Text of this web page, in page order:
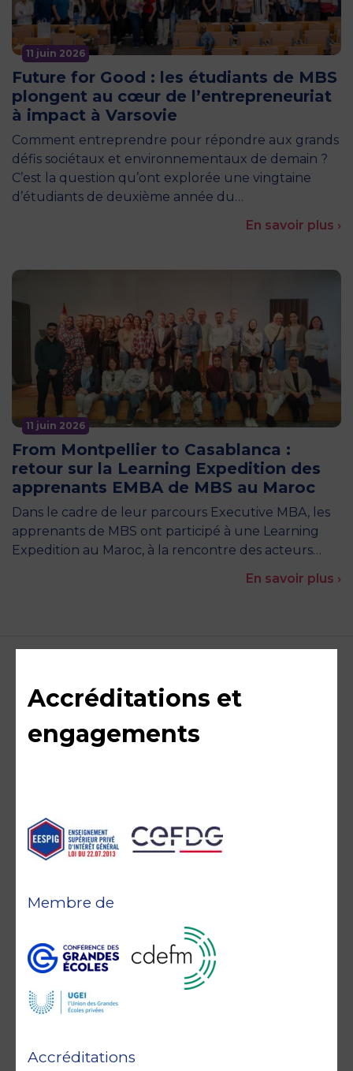
11 juin 2026
Future for Good : les étudiants de MBS
plongent au cœur de l’entrepreneuriat
à impact à Varsovie
Comment entreprendre pour répondre aux grands
défis sociétaux et environnementaux de demain ?
C’est la question qu’ont explorée une vingtaine
d’étudiants de deuxième année du…
En savoir plus ›
11 juin 2026
From Montpellier to Casablanca :
retour sur la Learning Expedition des
apprenants EMBA de MBS au Maroc
Dans le cadre de leur parcours Executive MBA, les
apprenants de MBS ont participé à une Learning
Expedition au Maroc, à la rencontre des acteurs…
En savoir plus ›
Accréditations et
engagements
Accréditations
Membre de